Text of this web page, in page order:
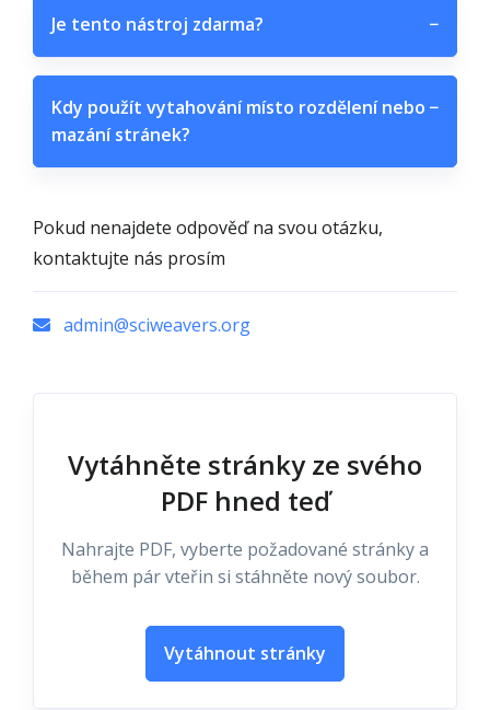
Je tento nástroj zdarma? −
Kdy použít vytahování místo rozdělení nebo
mazání stránek?
−
Pokud nenajdete odpověď na svou otázku,
kontaktujte nás prosím
admin@sciweavers.org
Vytáhněte stránky ze svého
PDF hned teď
Nahrajte PDF, vyberte požadované stránky a
během pár vteřin si stáhněte nový soubor.
Vytáhnout stránky